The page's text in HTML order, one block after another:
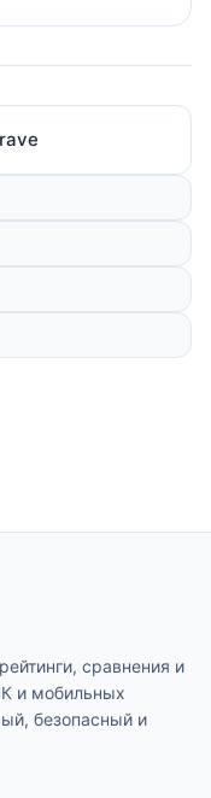
сравнения и
и мобильных
безопасный и